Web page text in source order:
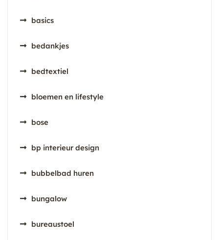
basics
bedankjes
bedtextiel
bloemen en lifestyle
bose
bp interieur design
bubbelbad huren
bungalow
bureaustoel